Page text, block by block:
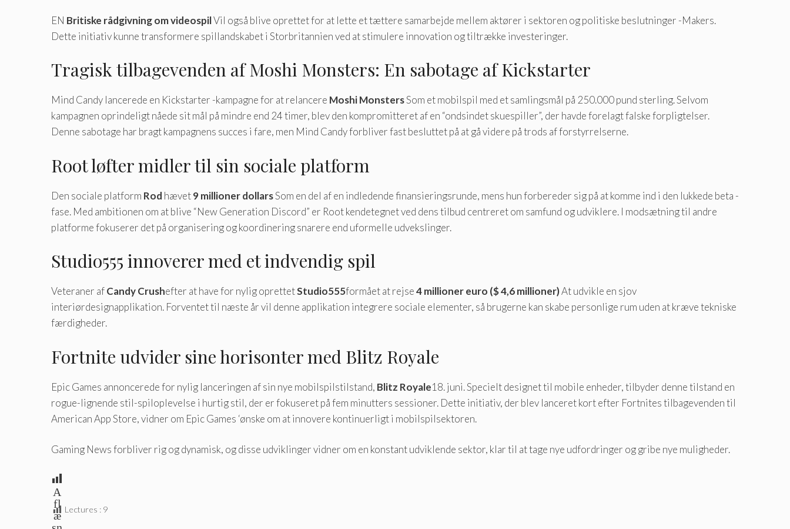
EN Britiske rådgivning om videospilVil også blive oprettet for at lette et tættere samarbejde mellem aktører i sektoren og politiske beslutninger -Makers.
Dette initiativ kunne transformere spillandskabet i Storbritannien ved at stimulere innovation og tiltrække investeringer.
Tragisk tilbagevenden af ​​Moshi Monsters: En sabotage af Kickstarter
Mind Candy lancerede en Kickstarter -kampagne for at relancere Moshi MonstersSom et mobilspil med et samlingsmål på 250.000 pund sterling. Selvom
kampagnen oprindeligt nåede sit mål på mindre end 24 timer, blev den kompromitteret af en “ondsindet skuespiller”, der havde forelagt falske forpligtelser.
Denne sabotage har bragt kampagnens succes i fare, men Mind Candy forbliver fast besluttet på at gå videre på trods af forstyrrelserne.
Root løfter midler til sin sociale platform
Den sociale platform Rod hævet9 millioner dollarsSom en del af en indledende finansieringsrunde, mens hun forbereder sig på at komme ind i den lukkede beta -
fase. Med ambitionen om at blive “New Generation Discord” er Root kendetegnet ved dens tilbud centreret om samfund og udviklere. I modsætning til andre
platforme fokuserer det på organisering og koordinering snarere end uformelle udvekslinger.
Studio555 innoverer med et indvendig spil
Veteraner afCandy Crushefter at have for nylig oprettetStudio555formået at rejse4 millioner euro ($ 4,6 millioner)At udvikle en sjov
interiørdesignapplikation. Forventet til næste år vil denne applikation integrere sociale elementer, så brugerne kan skabe personlige rum uden at kræve tekniske
færdigheder.
Fortnite udvider sine horisonter med Blitz Royale
Epic Games annoncerede for nylig lanceringen af ​​sin nye mobilspilstilstand, Blitz Royale18. juni. Specielt designet til mobile enheder, tilbyder denne tilstand en
rogue-lignende stil-spiloplevelse i hurtig stil, der er fokuseret på fem minutters sessioner. Dette initiativ, der blev lanceret kort efter Fortnites tilbagevenden til
American App Store, vidner om Epic Games ‘ønske om at innovere kontinuerligt i mobilspilsektoren.
Gaming News forbliver rig og dynamisk, og disse udviklinger vidner om en konstant udviklende sektor, klar til at tage nye udfordringer og gribe nye muligheder.
A
fl
æ
sn
Lectures : 9